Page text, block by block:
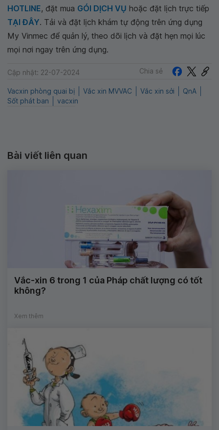
HOTLINE, đặt mua GÓI DỊCH VỤ hoặc đặt lịch trực tiếp
TẠI ĐÂY. Tải và đặt lịch khám tự động trên ứng dụng
My Vinmec để quản lý, theo dõi lịch và đặt hẹn mọi lúc
mọi nơi ngay trên ứng dụng.
Cập nhật: 22-07-2024 Chia sẻ
Vacxin phòng quai bị Vắc xin MVVAC Vắc xin sởi
QnA
Sốt phát ban
vacxin
Bài viết liên quan
Vắc-xin 6 trong 1 của Pháp chất lượng có tốt
không?
Xem thêm